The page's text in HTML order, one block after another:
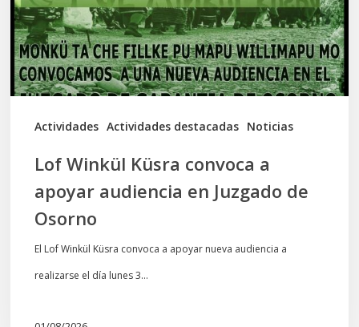
Actividades Actividades destacadas Noticias
apoyar
audiencia
en
Juzgado
Lof Winkül Küsra convoca a
apoyar audiencia en Juzgado de
Osorno
El Lof Winkül Küsra convoca a apoyar nueva audiencia a
realizarse el día lunes 3…